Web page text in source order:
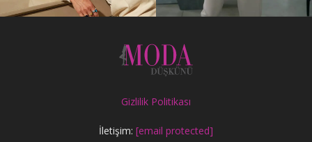
Gizlilik Politikası
İletişim: [email protected]